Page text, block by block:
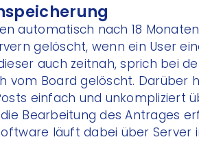
automatisch nach 18
gelöscht, wenn ein User
auch zeitnah, sprich bei
vom Board gelöscht. Darüber
einfach und unkompliziert
Bearbeitung des Antrages
läuft dabei über Server